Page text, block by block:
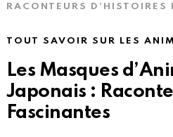
RACONTEURS D’HISTOIRES
TOUT SAVOIR SUR LES
Les Masques
Japonais :
Fascinantes